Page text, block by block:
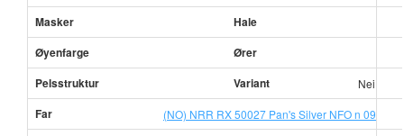
Masker
Hale
Øyenfarge
Ører
Pelsstruktur
Variant Nei
Far (NO) NRR RX 50027 Pan's Silver NFO n 09